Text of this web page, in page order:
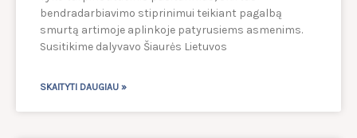
bendradarbiavimo stiprinimui teikiant pagalbą
smurtą artimoje aplinkoje patyrusiems asmenims.
Susitikime dalyvavo Šiaurės Lietuvos
SKAITYTI DAUGIAU »